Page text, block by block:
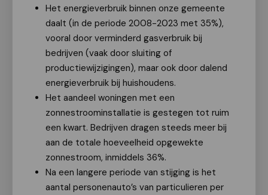
Het energieverbruik binnen onze gemeente
daalt (in de periode 2008-2023 met 35%),
vooral door verminderd gasverbruik bij
bedrijven (vaak door sluiting of
productiewijzigingen), maar ook door dalend
energieverbruik bij huishoudens.
Het aandeel woningen met een
zonnestroominstallatie is gestegen tot ruim
een kwart. Bedrijven dragen steeds meer bij
aan de totale hoeveelheid opgewekte
zonnestroom, inmiddels 36%.
Na een langere periode van stijging is het
aantal personenauto’s van particulieren per